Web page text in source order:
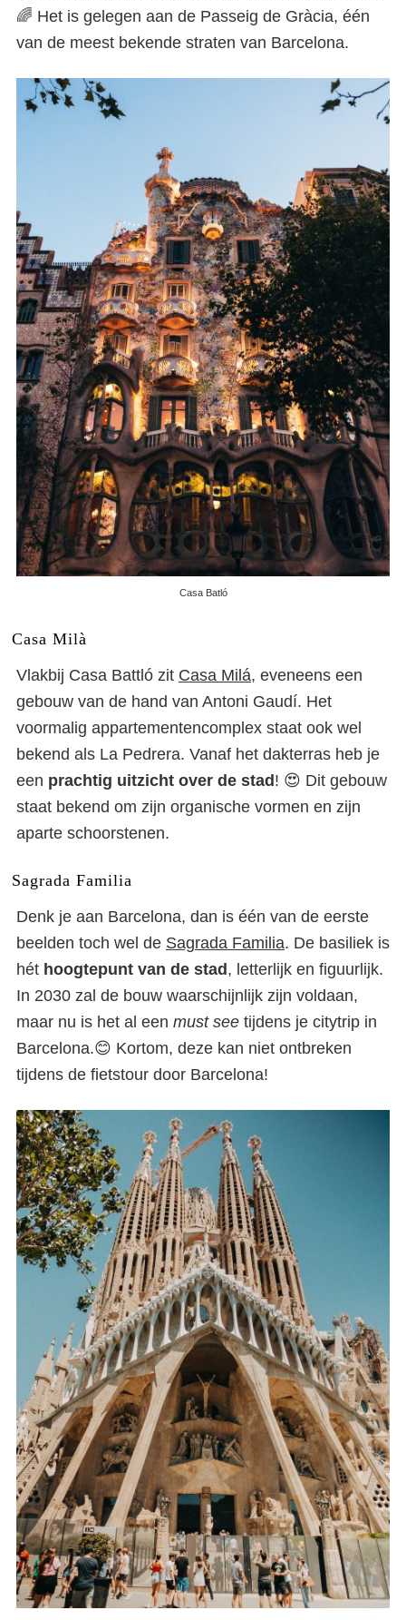
🌈 Het is gelegen aan de Passeig de Gràcia, één
van de meest bekende straten van Barcelona.
Casa Batló
Casa Milà
Vlakbij Casa Battló zit Casa Milá, eveneens een
gebouw van de hand van Antoni Gaudí. Het
voormalig appartementencomplex staat ook wel
bekend als La Pedrera. Vanaf het dakterras heb je
een prachtig uitzicht over de stad ! 😍 Dit gebouw
staat bekend om zijn organische vormen en zijn
aparte schoorstenen.
Sagrada Familia
Denk je aan Barcelona, dan is één van de eerste
beelden toch wel de Sagrada Familia. De basiliek is
hét hoogtepunt van de stad , letterlijk en figuurlijk.
In 2030 zal de bouw waarschijnlijk zijn voldaan,
maar nu is het al een must see tijdens je citytrip in
Barcelona.😊 Kortom, deze kan niet ontbreken
tijdens de fietstour door Barcelona!